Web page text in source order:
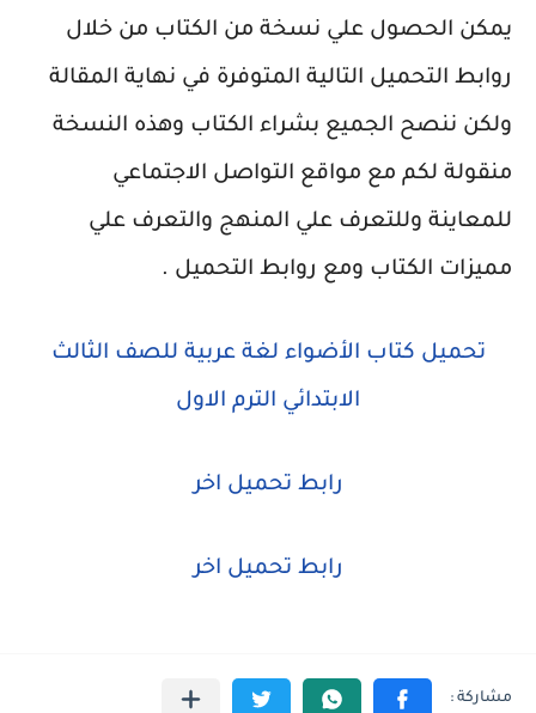
يمكن الحصول علي نسخة من الكتاب من خلال
روابط التحميل التالية المتوفرة في نهاية المقالة
ولكن ننصح الجميع بشراء الكتاب وهذه النسخة
منقولة لكم مع مواقع التواصل الاجتماعي
للمعاينة وللتعرف علي المنهج والتعرف علي
مميزات الكتاب ومع روابط التحميل .
تحميل كتاب الأضواء لغة عربية للصف الثالث
الابتدائي الترم الاول
رابط تحميل اخر
رابط تحميل اخر